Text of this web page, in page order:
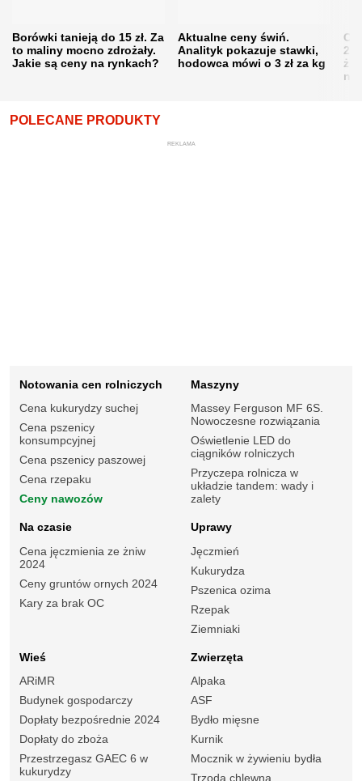
Borówki tanieją do 15 zł. Za
to maliny mocno zdrożały.
Jakie są ceny na rynkach?
Aktualne ceny świń.
Analityk pokazuje stawki,
hodowca mówi o 3 zł za kg
POLECANE PRODUKTY
REKLAMA
Notowania cen rolniczych
Cena kukurydzy suchej
Cena pszenicy
konsumpcyjnej
Cena pszenicy paszowej
Cena rzepaku
Ceny nawozów
Maszyny
Massey Ferguson MF 6S.
Nowoczesne rozwiązania
Oświetlenie LED do
ciągników rolniczych
Przyczepa rolnicza w
układzie tandem: wady i
zalety
Na czasie
Cena jęczmienia ze żniw
2024
Ceny gruntów ornych 2024
Kary za brak OC
Uprawy
Jęczmień
Kukurydza
Pszenica ozima
Rzepak
Ziemniaki
Wieś
ARiMR
Budynek gospodarczy
Dopłaty bezpośrednie 2024
Dopłaty do zboża
Przestrzegasz GAEC 6 w
kukurydzy
Zwierzęta
Alpaka
ASF
Bydło mięsne
Kurnik
Mocznik w żywieniu bydła
Trzoda chlewna